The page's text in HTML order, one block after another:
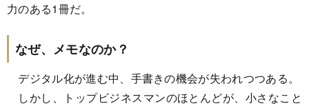
力のある1冊だ。
なぜ、メモなのか？
デジタル化が進む中、手書きの機会が失われつつある。
しかし、トップビジネスマンのほとんどが、小さなこと